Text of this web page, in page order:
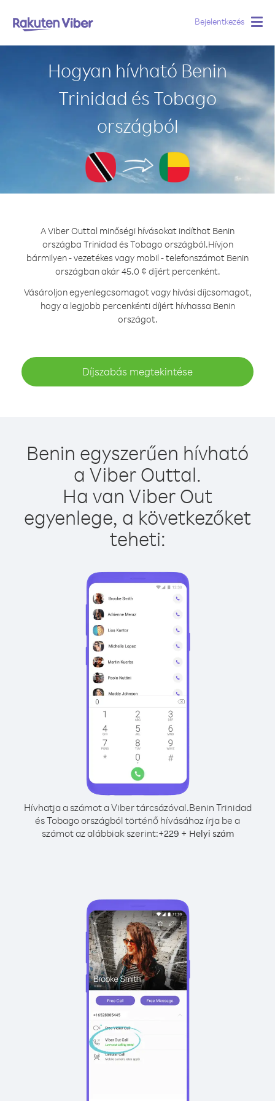
Bejelentkezés
Hogyan hívható Benin
Trinidad és Tobago
országból
A Viber Outtal minőségi hívásokat indíthat Benin
országba Trinidad és Tobago országból.Hívjon
bármilyen - vezetékes vagy mobil - telefonszámot Benin
országban akár 45.0 ¢ díjért percenként.
Vásároljon egyenlegcsomagot vagy hívási díjcsomagot,
hogy a legjobb percenkénti díjért hívhassa Benin
országot.
Díjszabás megtekintése
Benin egyszerűen hívható
a Viber Outtal.
Ha van Viber Out
egyenlege, a következőket
teheti:
Hívhatja a számot a Viber tárcsázóval.Benin Trinidad
és Tobago országból történő hívásához írja be a
számot az alábbiak szerint:+229 + Helyi szám